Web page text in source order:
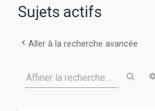
Sujets actifs
Aller à la recherche avancée
Affiner la recherche…